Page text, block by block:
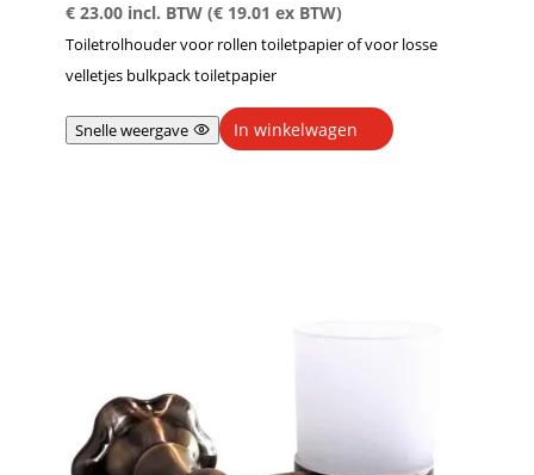
€23.00 incl. BTW (€19.01 ex BTW)
Toiletrolhouder voor rollen toiletpapier of voor losse
velletjes bulkpack toiletpapier
Snelle weergave In winkelwagen